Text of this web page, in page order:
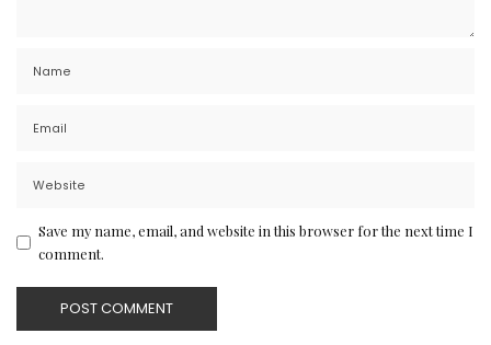
Save my name, email, and website in this browser for the next time I
comment.